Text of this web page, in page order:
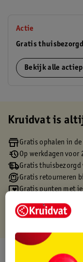
Actie
Gratis thuisbezorgd
Bekijk alle
Kruidvat is
Gratis ophalen in
Op werkdagen
Gratis
Gratis retourneren
Gratis punten met
Over dit product